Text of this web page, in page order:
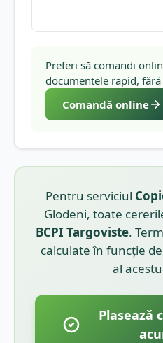
Preferi să comandi
documentele rapid, fără
Comandă online
Pentru serviciul
Glodeni, toate
BCPI Targoviste.
calculate în funcție
al
Plasează